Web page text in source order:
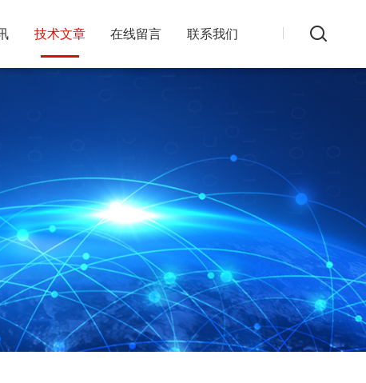
技术文章 在线留言 联系我们